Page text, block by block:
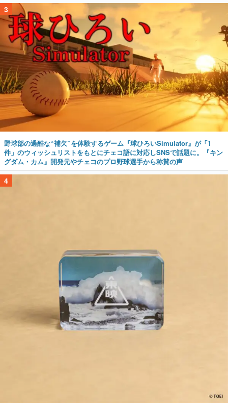
3
野球部の過酷な“補欠”を体験するゲーム『球ひろいSimulator』が「1
件」のウィッシュリストをもとにチェコ語に対応しSNSで話題に。『キン
グダム・カム』開発元やチェコのプロ野球選手から称賛の声
4